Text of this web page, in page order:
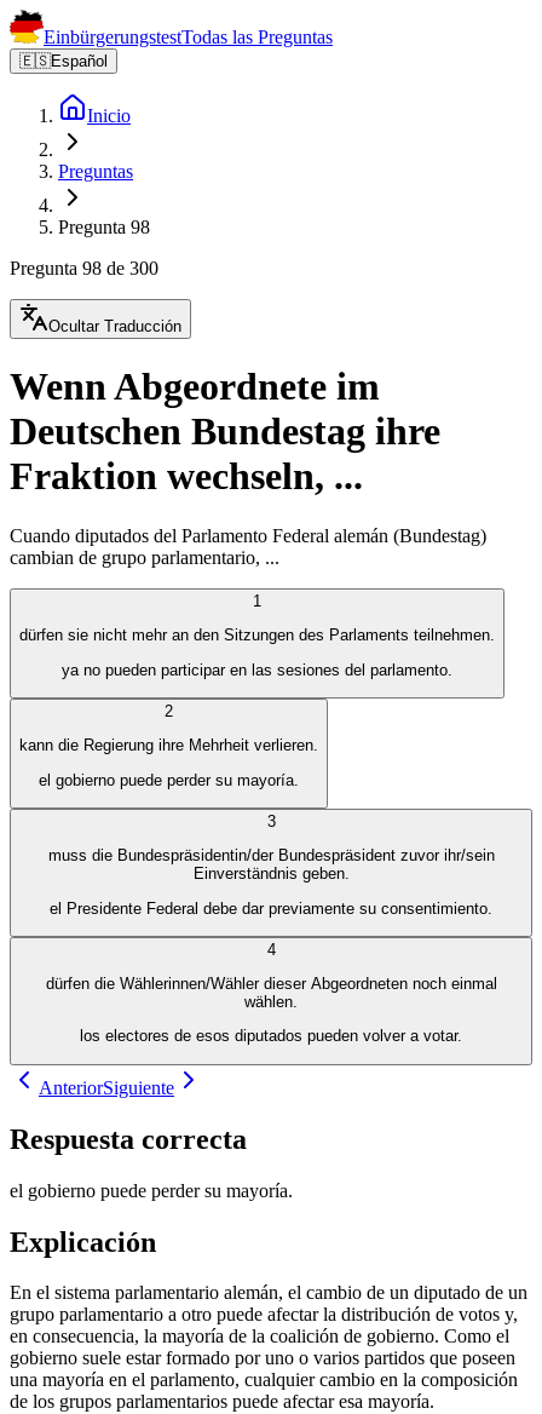
EinbürgerungstestTodas las Preguntas
🇪🇸Español
Inicio
Preguntas
Pregunta 98
Pregunta 98 de 300
Ocultar Traducción
Wenn Abgeordnete im
Deutschen Bundestag ihre
Fraktion wechseln, ...
Cuando diputados del Parlamento Federal alemán (Bundestag)
cambian de grupo parlamentario, ...
1
dürfen sie nicht mehr an den Sitzungen des Parlaments teilnehmen.
ya no pueden participar en las sesiones del parlamento.
2
kann die Regierung ihre Mehrheit verlieren.
el gobierno puede perder su mayoría.
3
muss die Bundespräsidentin/der Bundespräsident zuvor ihr/sein
Einverständnis geben.
el Presidente Federal debe dar previamente su consentimiento.
4
dürfen die Wählerinnen/Wähler dieser Abgeordneten noch einmal
wählen.
los electores de esos diputados pueden volver a votar.
AnteriorSiguiente
Respuesta correcta
el gobierno puede perder su mayoría.
Explicación
En el sistema parlamentario alemán, el cambio de un diputado de un
grupo parlamentario a otro puede afectar la distribución de votos y,
en consecuencia, la mayoría de la coalición de gobierno. Como el
gobierno suele estar formado por uno o varios partidos que poseen
una mayoría en el parlamento, cualquier cambio en la composición
de los grupos parlamentarios puede afectar esa mayoría.